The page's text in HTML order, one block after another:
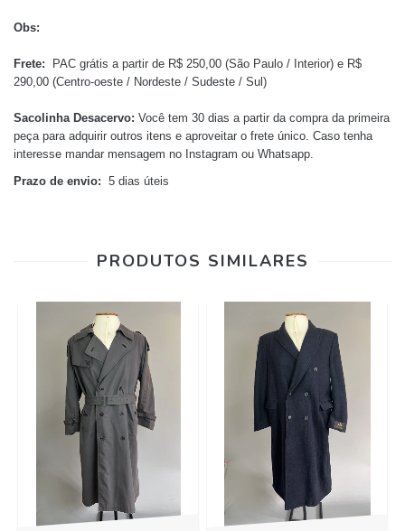
Obs:
Frete: PAC grátis a partir de R$ 250,00 (São Paulo / Interior) e R$
290,00 (Centro-oeste / Nordeste / Sudeste / Sul)
Sacolinha Desacervo: Você tem 30 dias a partir da compra da primeira
peça para adquirir outros itens e aproveitar o frete único. Caso tenha
interesse mandar mensagem no Instagram ou Whatsapp.
Prazo de envio: 5 dias úteis
PRODUTOS SIMILARES